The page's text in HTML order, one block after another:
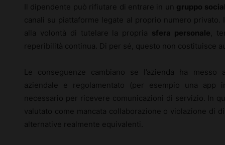
Il dipendente può rifiutare di entrare in un gruppo
canali su piattaforme legate al proprio numero
alla volontà di tutelare la propria sfera personale ,
reperibilità continua. Di per sé, questo non costituisce
Le conseguenze cambiano se l’azienda ha
aziendale e regolamentato (per esempio una app
necessario per ricevere comunicazioni di servizio. In
valutato come mancata collaborazione o violazione di
alternative realmente equivalenti.